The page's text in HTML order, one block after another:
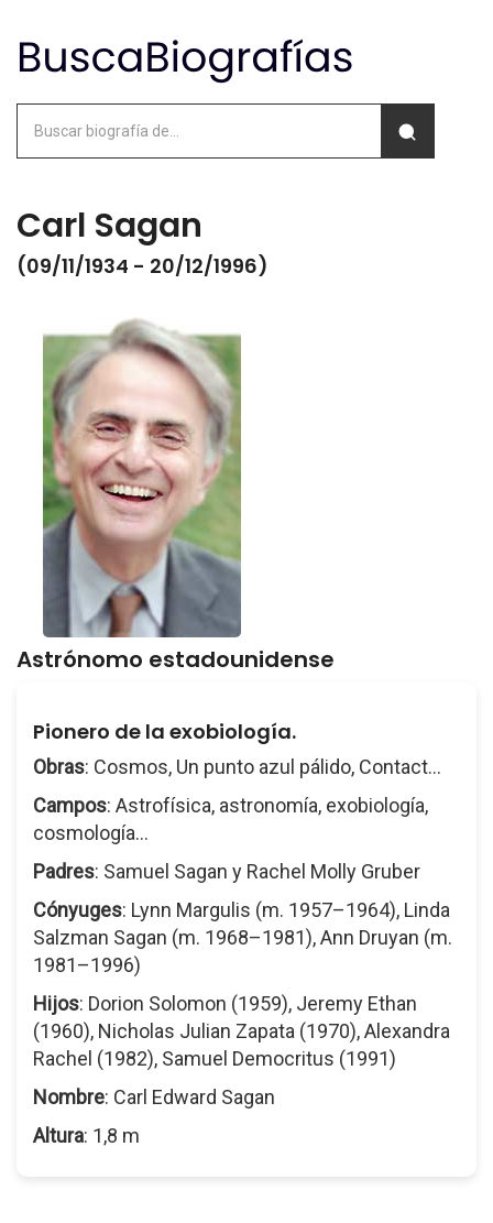
Carl Sagan
(09/11/1934 - 20/12/1996)
Astrónomo estadounidense
Pionero de la exobiología.
Obras: Cosmos, Un punto azul pálido, Contact...
Campos: Astrofísica, astronomía, exobiología,
cosmología...
Padres: Samuel Sagan y Rachel Molly Gruber
Cónyuges: Lynn Margulis (m. 1957–1964), Linda
Salzman Sagan (m. 1968–1981), Ann Druyan (m.
1981–1996)
Hijos: Dorion Solomon (1959), Jeremy Ethan
(1960), Nicholas Julian Zapata (1970), Alexandra
Rachel (1982), Samuel Democritus (1991)
Nombre: Carl Edward Sagan
Altura: 1,8 m